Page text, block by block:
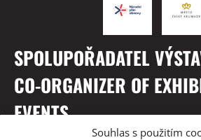
Souhlas s použitím
SPOLUPOŘADATEL
CO-ORGANIZER OF
EVENTS